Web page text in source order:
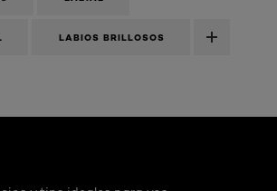
LABIOS BRILLOSOS